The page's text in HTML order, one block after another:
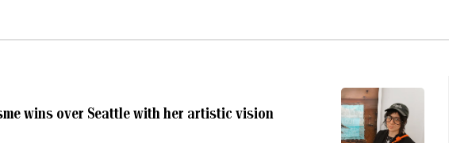
wins over Seattle with her artistic vision